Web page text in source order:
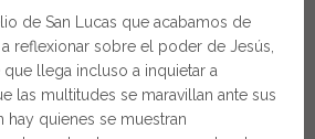
de San Lucas que acabamos de
reflexionar sobre el poder de Jesús,
llega incluso a inquietar a
las multitudes se maravillan ante sus
hay quienes se muestran